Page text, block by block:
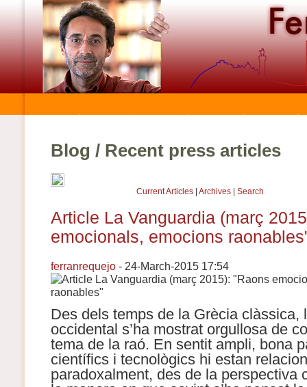
Blog / Recent press articles
Current Articles| Archives| Search
Article La Vanguardia (març
emocionals, emocions
ferranrequejo- 24-March-2015 17:54
Des dels temps de la Grècia clàssica,
occidental s’ha mostrat orgullosa de
tema de la raó. En sentit ampli, bona
científics i tecnològics hi estan
paradoxalment, des de la perspectiva